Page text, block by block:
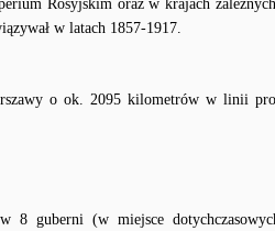
Rosyjskim oraz w krajach
w latach 1857-1917.
o ok. 2095 kilometrów w linii
8 guberni (w miejsce